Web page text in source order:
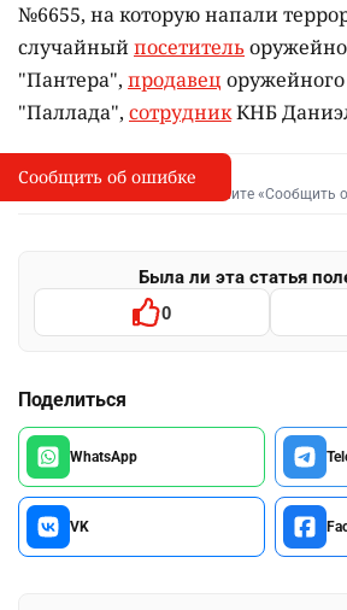
№6655, на которую напали
случайныйпосетитель
"Пантера", продавец
"Паллада", сотрудникКНБ
I
Сообщить об опечатке
Выделите фрагмент и нажмите «Сообщить
Была ли эта статья
0
Поделиться
WhatsApp
VK
Сообщить об ошибке